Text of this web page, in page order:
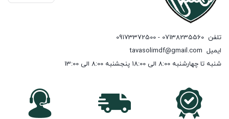
تلفن 07138235560 - 09173372500
ایمیل tavasolimdf@gmail.com
شنبه تا چهارشنبه 8:00 الی 18:00 پنجشنبه 8:00 الی 13:00